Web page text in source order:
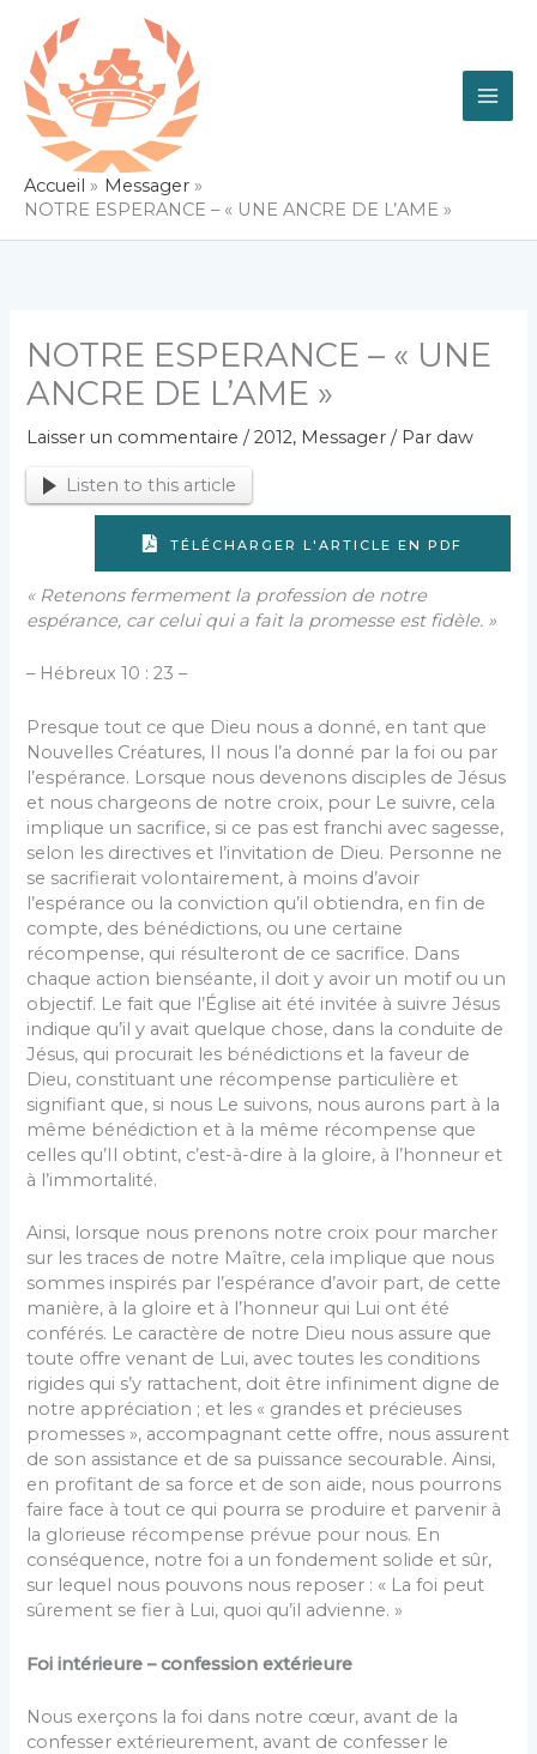
contenu
Accueil
Messager
NOTRE ESPERANCE – « UNE ANCRE DE L’AME »
NOTRE ESPERANCE – « UNE
ANCRE DE L’AME »
Laisser un commentaire /2012, Messager / Par daw
Listen to this article
TÉLÉCHARGER L'ARTICLE EN PDF
« Retenons fermement la profession de notre
espérance, car celui qui a fait la promesse est fidèle. »
– Hébreux 10 : 23 –
Presque tout ce que Dieu nous a donné, en tant que
Nouvelles Créatures, Il nous l’a donné par la foi ou par
l’espérance. Lorsque nous devenons disciples de Jésus
et nous chargeons de notre croix, pour Le suivre, cela
implique un sacrifice, si ce pas est franchi avec sagesse,
selon les directives et l’invitation de Dieu. Personne ne
se sacrifierait volontairement, à moins d’avoir
l’espérance ou la conviction qu’il obtiendra, en fin de
compte, des bénédictions, ou une certaine
récompense, qui résulteront de ce sacrifice. Dans
chaque action bienséante, il doit y avoir un motif ou un
objectif. Le fait que l’Église ait été invitée à suivre Jésus
indique qu’il y avait quelque chose, dans la conduite de
Jésus, qui procurait les bénédictions et la faveur de
Dieu, constituant une récompense particulière et
signifiant que, si nous Le suivons, nous aurons part à la
même bénédiction et à la même récompense que
celles qu’Il obtint, c’est-à-dire à la gloire, à l’honneur et
à l’immortalité.
Ainsi, lorsque nous prenons notre croix pour marcher
sur les traces de notre Maître, cela implique que nous
sommes inspirés par l’espérance d’avoir part, de cette
manière, à la gloire et à l’honneur qui Lui ont été
conférés. Le caractère de notre Dieu nous assure que
toute offre venant de Lui, avec toutes les conditions
rigides qui s’y rattachent, doit être infiniment digne de
notre appréciation ; et les « grandes et précieuses
promesses », accompagnant cette offre, nous assurent
de son assistance et de sa puissance secourable. Ainsi,
en profitant de sa force et de son aide, nous pourrons
faire face à tout ce qui pourra se produire et parvenir à
la glorieuse récompense prévue pour nous. En
conséquence, notre foi a un fondement solide et sûr,
sur lequel nous pouvons nous reposer : « La foi peut
sûrement se fier à Lui, quoi qu’il advienne. »
Foi intérieure – confession extérieure
Nous exerçons la foi dans notre cœur, avant de la
confesser extérieurement, avant de confesser le